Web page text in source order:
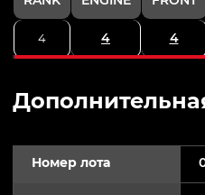
4 4 4
Номер лота